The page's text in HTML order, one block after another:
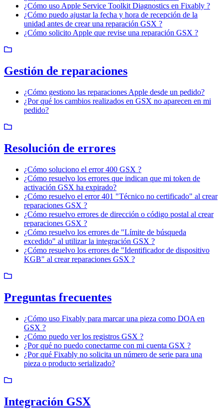
¿Cómo uso Apple Service Toolkit Diagnostics en Fixably ?
¿Cómo puedo ajustar la fecha y hora de recepción de la
unidad antes de crear una reparación GSX ?
¿Cómo solicito Apple que revise una reparación GSX ?
Gestión de reparaciones
¿Cómo gestiono las reparaciones Apple desde un pedido?
¿Por qué los cambios realizados en GSX no aparecen en mi
pedido?
Resolución de errores
¿Cómo soluciono el error 400 GSX ?
¿Cómo resuelvo los errores que indican que mi token de
activación GSX ha expirado?
¿Cómo resuelvo el error 401 "Técnico no certificado" al crear
reparaciones GSX ?
¿Cómo resuelvo errores de dirección o código postal al crear
reparaciones GSX ?
¿Cómo resuelvo los errores de "Límite de búsqueda
excedido" al utilizar la integración GSX ?
¿Cómo resuelvo los errores de "Identificador de dispositivo
KGB" al crear reparaciones GSX ?
Preguntas frecuentes
¿Cómo uso Fixably para marcar una pieza como DOA en
GSX ?
¿Cómo puedo ver los registros GSX ?
¿Por qué no puedo conectarme con mi cuenta GSX ?
¿Por qué Fixably no solicita un número de serie para una
pieza o producto serializado?
Integración GSX